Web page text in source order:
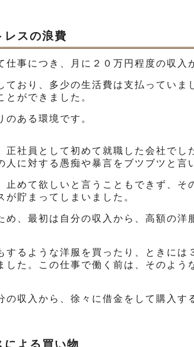
レスの浪費
仕事につき、月に２０万円程度の収入
ており、多少の生活費は支払っていま
とができました。
のある環境です。
正社員として初めて就職した会社でし
人に対する愚痴や暴言をブツブツと言
止めて欲しいと言うこともできず、
が貯まってしまいました。
め、最初は自分の収入から、高額の洋
するような洋服を買ったり、ときには
した。この仕事で働く前は、そのよ
の収入から、徐々に借金をして購入す
による買い物